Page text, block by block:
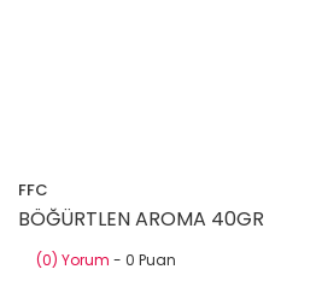
FFC
BÖĞÜRTLEN AROMA 40GR
(0) Yorum - 0 Puan